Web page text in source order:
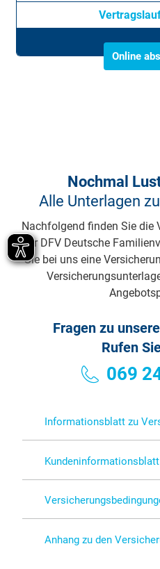
Online
Nochmal
Alle Unterlagen
Nachfolgend finden Sie die
der DFV Deutsche
Sie bei uns eine
Fragen zu
Rufen
069
Informationsblatt zu
Kundeninformationsblatt
Anhang zu den